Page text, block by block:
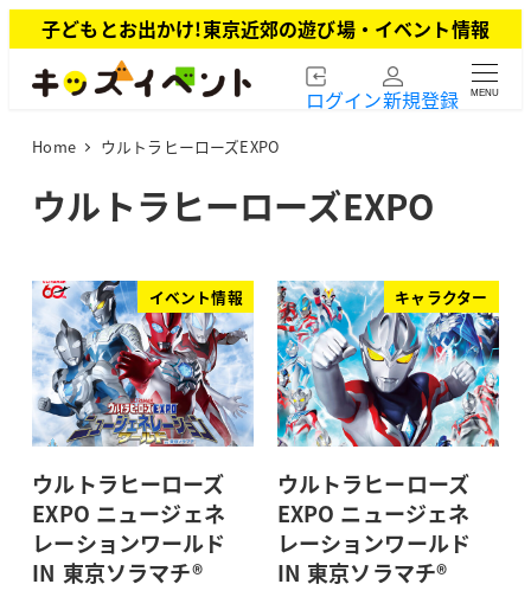
イ
子どもとお出かけ!東京近郊の遊び場・イベント情報
ログイン新規登録 MENU
Home ウルトラヒーローズEXPO
ウルトラヒーローズEXPO
イベント情報
ウルトラヒーローズ
EXPO ニュージェネ
レーションワールド
IN 東京ソラマチ®
キャラクター
ウルトラヒーローズ
EXPO ニュージェネ
レーションワールド
IN 東京ソラマチ®